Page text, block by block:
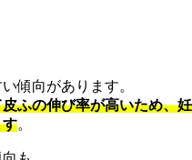
傾向があります。
ふの伸び率が高いため、妊
す。